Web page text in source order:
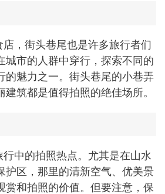
店，街头巷尾也是许多旅行者们
城市的人群中穿行，探索不同的
的魅力之一。街头巷尾的小巷弄
筑都是值得拍照的绝佳场所。
行中的拍照热点。尤其是在山水
护区，那里的清新空气、优美景
赏和拍照的价值。但要注意，保